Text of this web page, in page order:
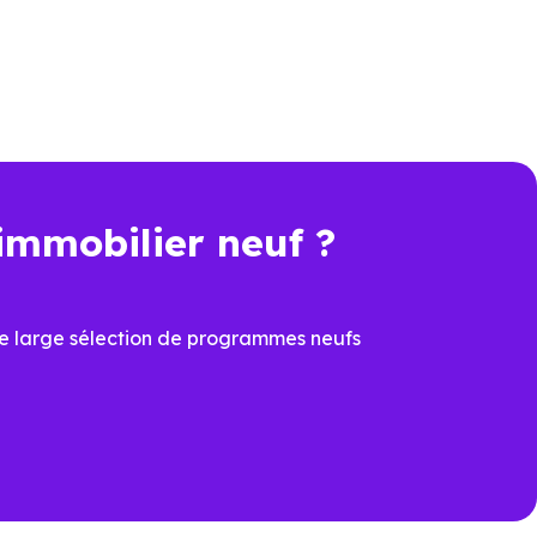
(73310)
neuf ?
large sélection de programmes neufs